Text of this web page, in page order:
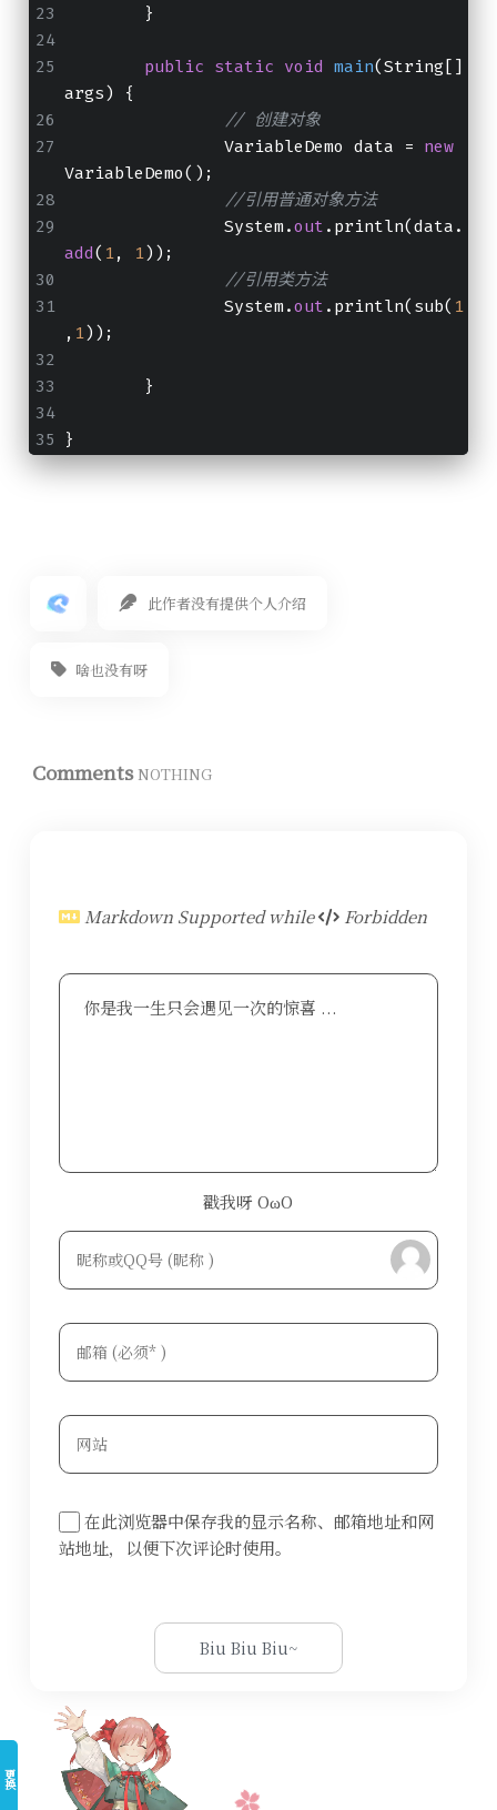
	}
public static void main(String[]
args) {
// 创建对象
		VariableDemo data =
new
VariableDemo();
//引用普通对象方法
		System.
out .println(data.
add( 1, 1));
//引用类方法
		System.
out .println(sub( 1
, 1));
	}
}
此作者没有提供个人介绍
啥也没有呀
CommentsNOTHING
Markdown Supported while Forbidden
你是我一生只会遇见一次的惊喜 ...
戳我呀 OωO
(=・ω・=)
在此浏览器中保存我的显示名称、邮箱地址和网
站地址，以便下次评论时使用。
更换